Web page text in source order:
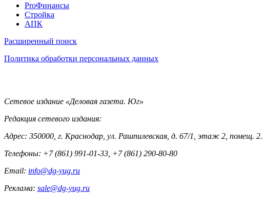
Pro
ProФинансы
Стройка
АПК
Информация
Расширенный поиск
Политика обработки персональных данных
Контакты
Сетевое издание «Деловая газета. Юг»
Редакция сетевого издания:
Адрес: 350000, г. Краснодар, ул. Рашпилевская, д. 67/1, этаж 2, помещ. 2.
Телефоны: +7 (861) 991-01-33, +7 (861) 290-80-80
Email: info@dg-yug.ru
Реклама: sale@dg-yug.ru